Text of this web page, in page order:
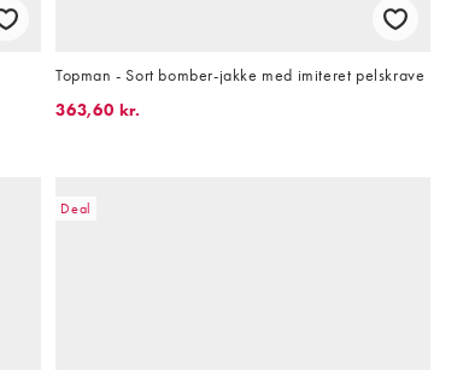
Topman - Sort bomber-jakke med imiteret pelskrave
363,60 kr.
Deal